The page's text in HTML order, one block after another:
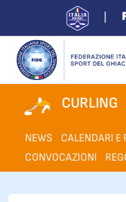
CURLING
NEWS CALENDARI E
CONVOCAZIONI